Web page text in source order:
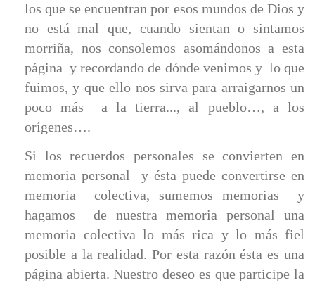
los que se encuentran por esos mundos de Dios y
no está mal que, cuando sientan o sintamos
morriña, nos consolemos asomándonos a esta
página y recordando de dónde venimos y lo que
fuimos, y que ello nos sirva para arraigarnos un
poco más a la tierra..., al pueblo…, a los
orígenes….
Si los recuerdos personales se convierten en
memoria personal y ésta puede convertirse en
memoria colectiva, sumemos memorias y
hagamos de nuestra memoria personal una
memoria colectiva lo más rica y lo más fiel
posible a la realidad. Por esta razón ésta es una
página abierta. Nuestro deseo es que participe la